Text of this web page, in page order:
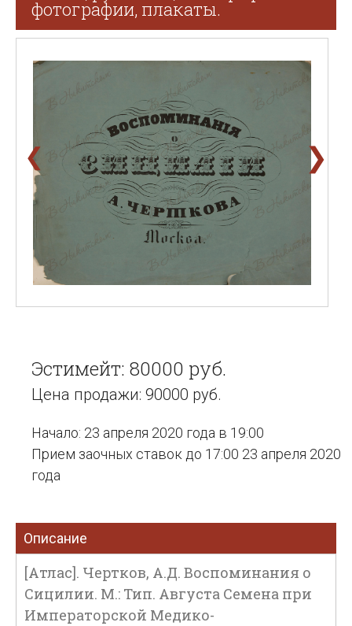
фотографии, плакаты.
❮ ❯
Эстимейт: 80000 руб.
Цена продажи: 90000 руб.
Начало: 23 апреля 2020 года в 19:00
Прием заочных ставок до 17:00 23 апреля 2020
года
Описание
[Атлас]. Чертков, А.Д. Воспоминания о
Сицилии. М.: Тип. Августа Семена при
Императорской Медико-